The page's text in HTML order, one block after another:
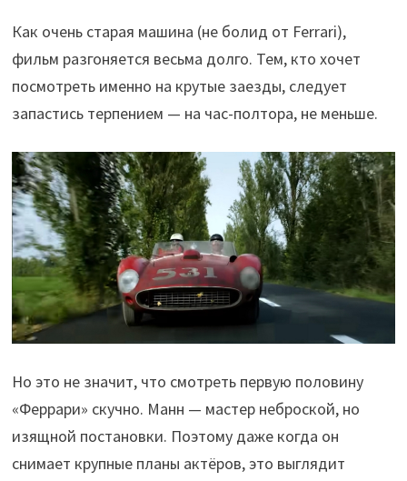
Как очень старая машина (не болид от Ferrari),
фильм разгоняется весьма долго. Тем, кто хочет
посмотреть именно на крутые заезды, следует
запастись терпением — на час-полтора, не меньше.
Но это не значит, что смотреть первую половину
«Феррари» скучно. Манн — мастер неброской, но
изящной постановки. Поэтому даже когда он
снимает крупные планы актёров, это выглядит